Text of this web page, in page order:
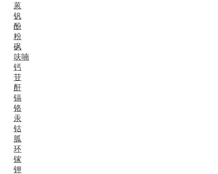
蒽
钒
酚
粉
砜
呋喃
钙
苷
酐
镉
铬
汞
钴
胍
环
镓
钾